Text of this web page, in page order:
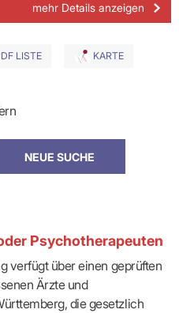
mehr Details anzeigen
LISTE KARTE
Psychotherapeuten
verfügt über einen geprüften
Ärzte und
die gesetzlich